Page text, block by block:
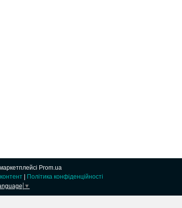
Prom.ua
Політика конфіденційності
▼